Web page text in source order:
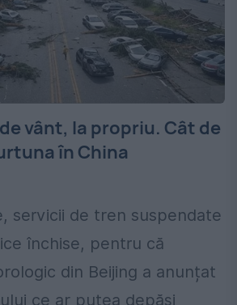
vânt, la propriu. Cât de
în China
servicii de tren suspendate
închise, pentru că
din Beijing a anunțat
ce ar putea depăși